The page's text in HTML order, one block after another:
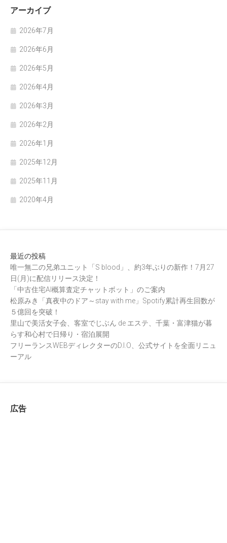
アーカイブ
2026年7月
2026年6月
2026年5月
2026年4月
2026年3月
2026年2月
2026年1月
2025年12月
2025年11月
2020年4月
最近の投稿
唯一無二の兄弟ユニット「S blood」、約3年ぶりの新作！7月27
日(月)に配信リリース決定！
「中古住宅AI概算査定チャットボット」のご案内
松原みき「真夜中のドア～stay with me」Spotify累計再生回数が
５億回を突破！
里山で美活女子会、客室でじぶん de エステ、千葉・富津猫が暮
らす和心村で日帰り・宿泊展開
フリーランスWEBディレクターのD.I.O、公式サイトを全面リニュ
ーアル
広告